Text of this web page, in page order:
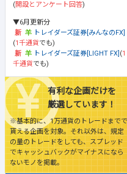
(開設とアンケート回答)
▼6月更新分
トレイダーズ証券[みんなのFX]
(1千通貨でも)
トレイダーズ証券[LIGHT FX] (1
千通貨でも)
有利な企画だけを
厳選しています！
※基本的に、1万通貨のトレードまでで
貰える企画を対象。それ以外は、規定
の量のトレードをしても、スプレッド
でキャッシュバックがマイナスになら
ないモノを掲載。